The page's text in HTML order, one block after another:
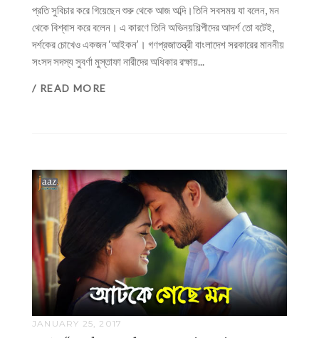
প্রতি সুবিচার করে গিয়েছেন শুরু থেকে আজ অব্দি।তিনি সবসময় যা বলেন, মন
থেকে বিশ্বাস করে বলেন। এ কারণে তিনি অভিনয়শিল্পীদের আদর্শ তো বটেই,
দর্শকের চোখেও একজন ‘আইকন’। গণপ্রজাতন্ত্রী বাংলাদেশ সরকারের মাননীয়
সংসদ সদস্য সুবর্ণা মুস্তাফা নারীদের অধিকার রক্ষায়...
/ READ MORE
JANUARY 25, 2017